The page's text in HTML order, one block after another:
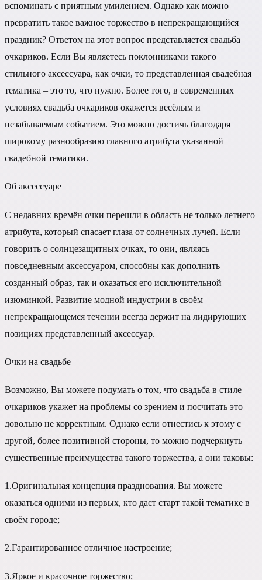
вспоминать с приятным умилением. Однако как можно
превратить такое важное торжество в непрекращающийся
праздник? Ответом на этот вопрос представляется свадьба
очкариков. Если Вы являетесь поклонниками такого
стильного аксессуара, как очки, то представленная свадебная
тематика – это то, что нужно. Более того, в современных
условиях свадьба очкариков окажется весёлым и
незабываемым событием. Это можно достичь благодаря
широкому разнообразию главного атрибута указанной
свадебной тематики.
Об аксессуаре
С недавних времён очки перешли в область не только летнего
атрибута, который спасает глаза от солнечных лучей. Если
говорить о солнцезащитных очках, то они, являясь
повседневным аксессуаром, способны как дополнить
созданный образ, так и оказаться его исключительной
изюминкой. Развитие модной индустрии в своём
непрекращающемся течении всегда держит на лидирующих
позициях представленный аксессуар.
Очки на свадьбе
Возможно, Вы можете подумать о том, что свадьба в стиле
очкариков укажет на проблемы со зрением и посчитать это
довольно не корректным. Однако если отнестись к этому с
другой, более позитивной стороны, то можно подчеркнуть
существенные преимущества такого торжества, а они таковы:
1.Оригинальная концепция празднования. Вы можете
оказаться одними из первых, кто даст старт такой тематике в
своём городе;
2.Гарантированное отличное настроение;
3.Яркое и красочное торжество;